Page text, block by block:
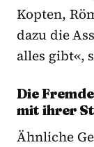
Kopten,
dazu die
alles gibt«,
Die
mit ihrer
Ähnliche